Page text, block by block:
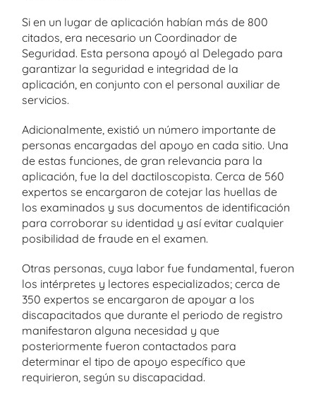
Si en un lugar de aplicación habían más de 800
citados, era necesario un Coordinador de
Seguridad. Esta persona apoyó al Delegado para
garantizar la seguridad e integridad de la
aplicación, en conjunto con el personal auxiliar de
servicios.
Adicionalmente, existió un número importante de
personas encargadas del apoyo en cada sitio. Una
de estas funciones, de gran relevancia para la
aplicación, fue la del dactiloscopista. Cerca de 560
expertos se encargaron de cotejar las huellas de
los examinados y sus documentos de identificación
para corroborar su identidad y así evitar cualquier
posibilidad de fraude en el examen.
Otras personas, cuya labor fue fundamental, fueron
los intérpretes y lectores especializados; cerca de
350 expertos se encargaron de apoyar a los
discapacitados que durante el periodo de registro
manifestaron alguna necesidad y que
posteriormente fueron contactados para
determinar el tipo de apoyo específico que
requirieron, según su discapacidad.